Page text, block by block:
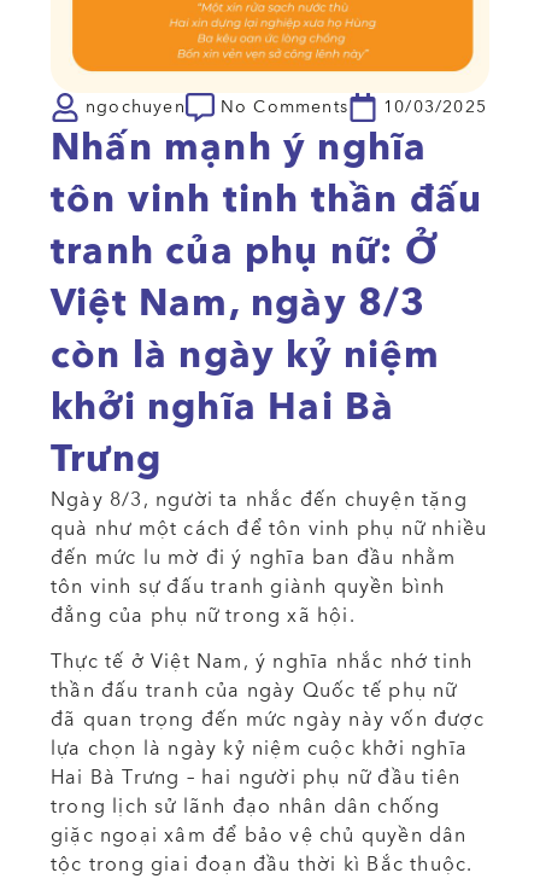
ngochuyen No Comments 10/03/2025
Nhấn mạnh ý nghĩa
tôn vinh tinh thần đấu
tranh của phụ nữ: Ở
Việt Nam, ngày 8/3
còn là ngày kỷ niệm
khởi nghĩa Hai Bà
Trưng
Ngày 8/3, người ta nhắc đến chuyện tặng
quà như một cách để tôn vinh phụ nữ nhiều
đến mức lu mờ đi ý nghĩa ban đầu nhằm
tôn vinh sự đấu tranh giành quyền bình
đẳng của phụ nữ trong xã hội.
Thực tế ở Việt Nam, ý nghĩa nhắc nhớ tinh
thần đấu tranh của ngày Quốc tế phụ nữ
đã quan trọng đến mức ngày này vốn được
lựa chọn là ngày kỷ niệm cuộc khởi nghĩa
Hai BàTrưng – hai người phụ nữ đầu tiên
trong lịch sử lãnh đạo nhân dân chống
giặc ngoại xâm để bảo vệ chủ quyền dân
tộc trong giai đoạn đầu thời kì Bắc thuộc.